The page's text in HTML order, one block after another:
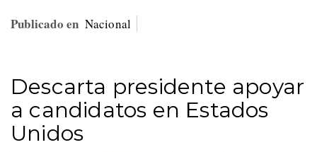
Publicado en Nacional
Descarta presidente apoyar
a candidatos en Estados
Unidos